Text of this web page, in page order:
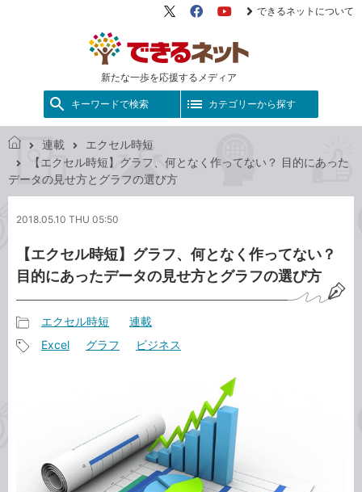
新たな一歩を応援するメディア
X（旧
FacebookYouTube
できるネットについて
キーワードで検索 カテゴリーから探す
ッ
連載
エクセル時短
【エクセル時短】グラフ、何となく作ってない？ 目的にあった
データの見せ方とグラフの選び方
2018.05.10 THU 05:50
【エクセル時短】グラフ、何となく作ってない？
目的にあったデータの見せ方とグラフの選び方
事
エクセル時短 連載
Excel グラフ ビジネス